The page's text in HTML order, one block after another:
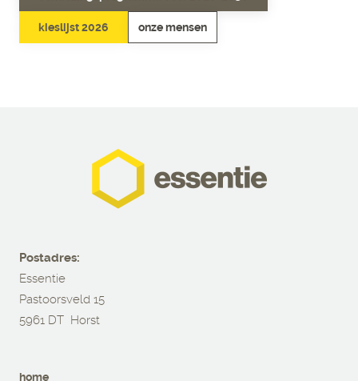
kieslijst 2026 onze mensen
Postadres:
Essentie
Pastoorsveld 15
5961 DT Horst
home